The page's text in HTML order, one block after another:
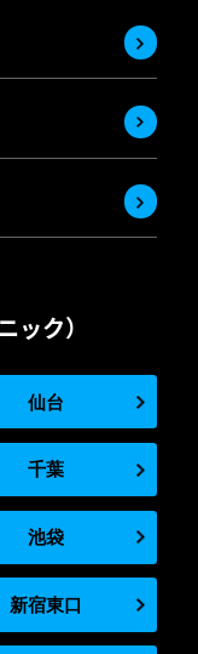
ック）
仙台
千葉
池袋
新宿東口